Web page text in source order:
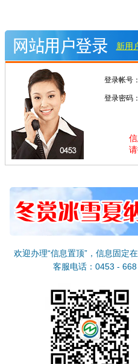
新用
登录帐号：
登录密码：
欢迎办理“信息置顶”，信息固定
客服电话：0453 -